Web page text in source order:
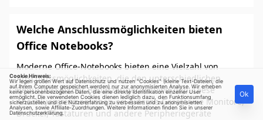
Welche Anschlussmöglichkeiten bieten
Office Notebooks?
Moderne Office-Notebooks bieten eine Vielzahl von
Anschlussmöglichkeiten, die den unterschiedlichen
Bedürfnissen der Benutzer gerecht werden. Diese
Anschlüsse ermöglichen es, externe Geräte wie Monitore,
Drucker, Tastaturen und andere Peripheriegeräte
Cookie Hinweis:
Wir legen großen Wert auf Datenschutz und nutzen "Cookies" (kleine Text-Dateien, die
auf Ihrem Computer gespeichert werden) nur zur anonymisierten Analyse. Wir erheben
keine personenbezogenen Daten, die eine direkte Identifikation einzelner User
ermöglicht. Die verwendeten Cookies dienen lediglich dazu, den Funktionsumfang
sicherzustellen und die Nutzererfahrung zu verbessern und zu anonymisierten
Analysen, sowie Affiliate-Zuordnungen. Weitere Informationen finden Sie in unserer
Datenschutzerklärung.
Ok